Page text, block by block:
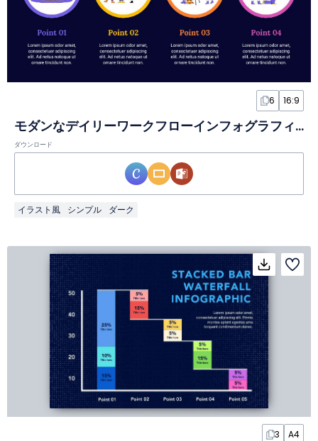
6 16:9
モダンなデイリーワークフローインフォグラフィック
ダウンロード
イラスト風 シンプル ダーク
3 A4